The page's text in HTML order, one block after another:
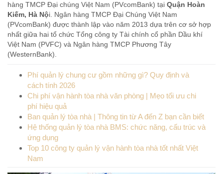
hàng TMCP Đại chúng Việt Nam (PVcomBank) tại Quận Hoàn
Kiếm, Hà Nội. Ngân hàng TMCP Đại Chúng Việt Nam
(PVcomBank) được thành lập vào năm 2013 dựa trên cơ sở hợp
nhất giữa hai tổ chức Tổng công ty Tài chính cổ phần Dầu khí
Việt Nam (PVFC) và Ngân hàng TMCP Phương Tây
(WesternBank).
Phí quản lý chung cư gồm những gì? Quy định và
cách tính 2026
Chi phí vận hành tòa nhà văn phòng | Mẹo tối ưu chi
phí hiệu quả
Ban quản lý tòa nhà | Thông tin từ A đến Z bạn cần biết
Hệ thống quản lý tòa nhà BMS: chức năng, cấu trúc và
ứng dụng
Top 10 công ty quản lý vận hành tòa nhà tốt nhất Việt
Nam